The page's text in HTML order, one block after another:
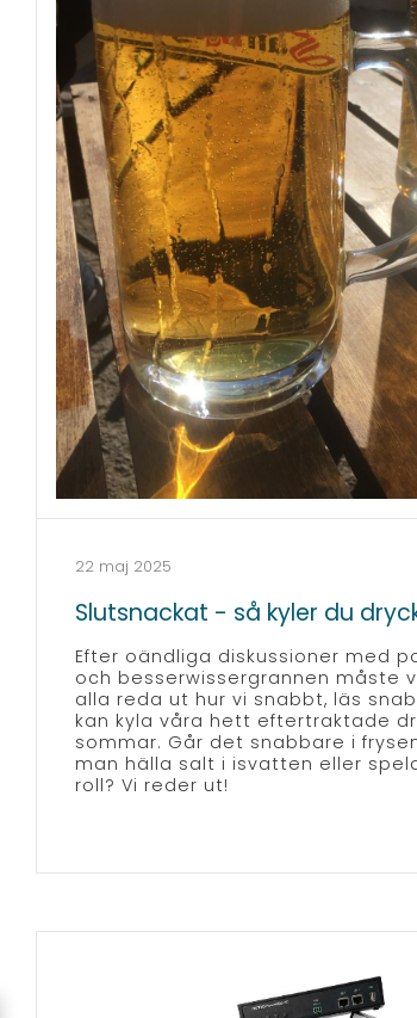
22 maj 2025
Slutsnackat - så kyler du
Efter oändliga diskussioner med
och besserwissergrannen måste
alla reda ut hur vi snabbt, läs
kan kyla våra hett eftertraktade
sommar. Går det snabbare i
man hälla salt i isvatten eller
roll? Vi reder ut!